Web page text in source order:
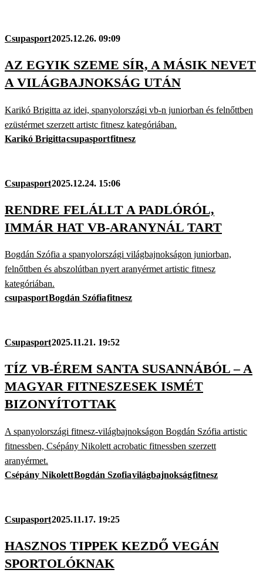
Csupasport2025.12.26. 09:09
AZ EGYIK SZEME SÍR, A MÁSIK NEVET
A VILÁGBAJNOKSÁG UTÁN
Karikó Brigitta az idei, spanyolországi vb-n juniorban és felnőttben
ezüstérmet szerzett artistc fitnesz kategóriában.
Karikó Brigittacsupasportfitnesz
Csupasport2025.12.24. 15:06
RENDRE FELÁLLT A PADLÓRÓL,
IMMÁR HAT VB-ARANYNÁL TART
Bogdán Szófia a spanyolországi világbajnokságon juniorban,
felnőttben és abszolútban nyert aranyérmet artistic fitnesz
kategóriában.
csupasportBogdán Szófiafitnesz
Csupasport2025.11.21. 19:52
TÍZ VB-ÉREM SANTA SUSANNÁBÓL – A
MAGYAR FITNESZESEK ISMÉT
BIZONYÍTOTTAK
A spanyolországi fitnesz-világbajnokságon Bogdán Szófia artistic
fitnessben, Csépány Nikolett acrobatic fitnessben szerzett
aranyérmet.
Csépány NikolettBogdán Szofiavilágbajnokságfitnesz
Csupasport2025.11.17. 19:25
HASZNOS TIPPEK KEZDŐ VEGÁN
SPORTOLÓKNAK